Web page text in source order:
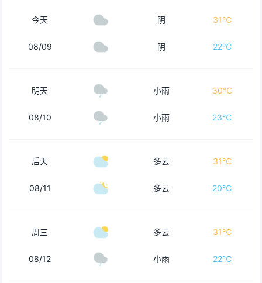
今天 阴 31℃
08/09 阴 22℃
明天 小雨 30℃
08/10 小雨 23℃
后天 多云 31℃
08/11 多云 20℃
周三 多云 31℃
08/12 小雨 22℃